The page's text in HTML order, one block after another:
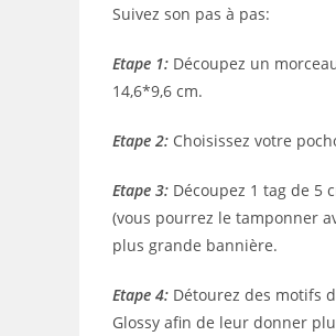
Suivez son pas à pas:
Etape 1: Découpez un
14,6*9,6 cm.
Etape 2: Choisissez votre
Etape 3: Découpez 1 tag de 5
(vous pourrez le tamponner
plus grande bannière.
Etape 4: Détourez des motifs
Glossy afin de leur donner